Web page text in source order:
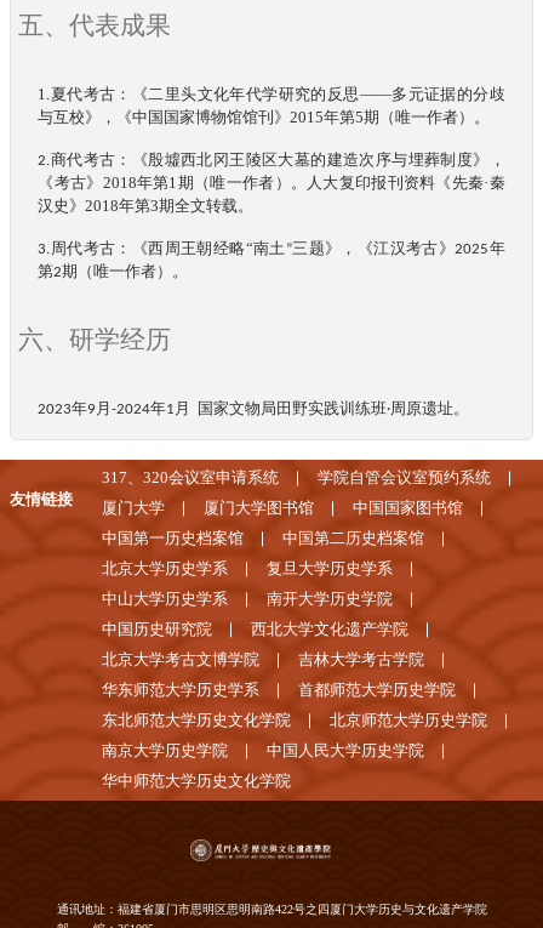
五、代表成果
1 .夏代考古 ：《二里头文化年代学研究的反思——多元证据的分歧
与互校》，《中国国家博物馆馆刊》2015年第5期 （唯一作者） 。
2.商代考古：《殷墟西北冈王陵区大墓的建造次序与埋葬制度》，
《考古》2018年第1期 （唯一作者）
。人大复印报刊资料《先秦·秦
汉史》2018年第3期全文转载。
3.周代考古： 《西周王朝经略“南土 ”三题》， 《江汉考古》 2025年
第2期（唯一作者） 。
六、研学经历
2023年9月-2024年1月 国家文物局田野实践训练班·周原遗址。
友情链接
317、320会议室申请系统
学院自管会议室预约系统
厦门大学
厦门大学图书馆
中国国家图书馆
中国第一历史档案馆
中国第二历史档案馆
北京大学历史学系
复旦大学历史学系
中山大学历史学系
南开大学历史学院
中国历史研究院
西北大学文化遗产学院
北京大学考古文博学院
吉林大学考古学院
华东师范大学历史学系
首都师范大学历史学院
东北师范大学历史文化学院
北京师范大学历史学院
南京大学历史学院
中国人民大学历史学院
华中师范大学历史文化学院
通讯地址：福建省厦门市思明区思明南路422号之四厦门大学历史与文化遗产学院